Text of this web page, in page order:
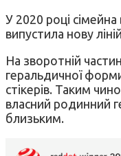
У 2020 році
випустила нову
На зворотній
геральдичної
стікерів. Таким
власний родинний
близьким.